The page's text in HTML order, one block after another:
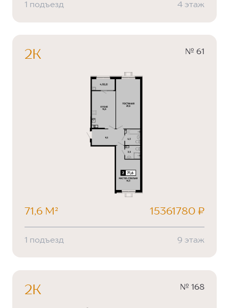
1 подъезд 4 этаж
2К № 61
71,6 М² 15361780 ₽
1 подъезд 9 этаж
2К № 168